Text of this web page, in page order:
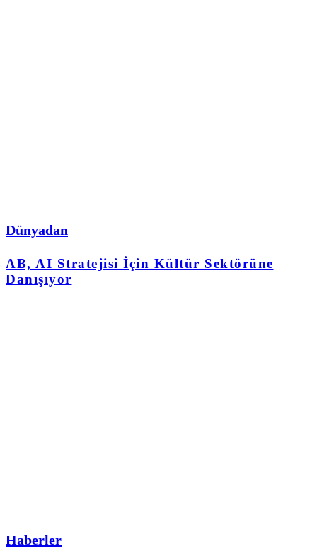
Dünyadan
AB, AI Stratejisi İçin Kültür Sektörüne
Danışıyor
Haberler